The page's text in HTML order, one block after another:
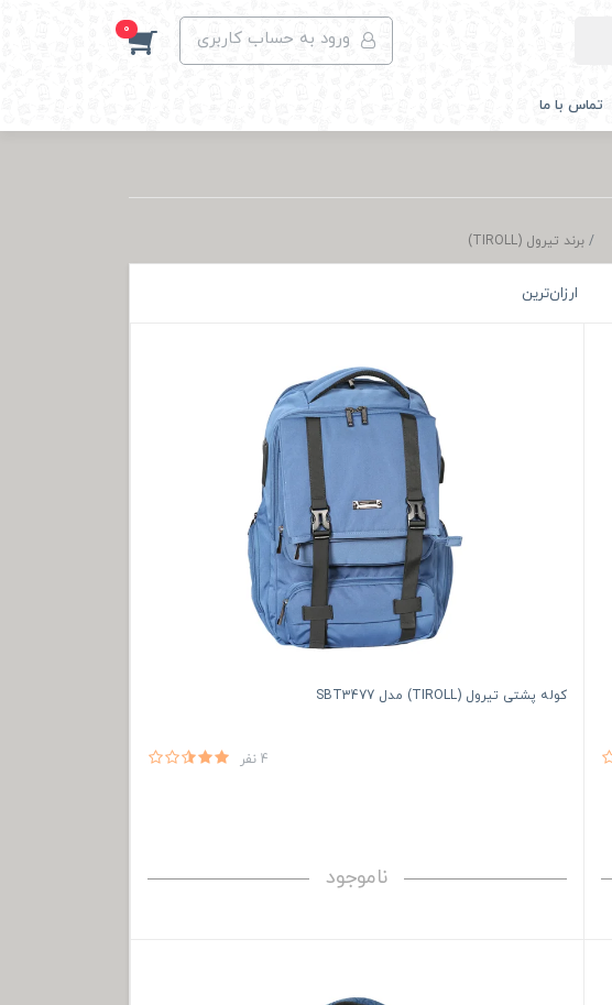
ورود به حساب کاربری 0
تماس با ما
برند تیرول (TIROLL)
ارزان‌ترین
کوله پشتی تیرول (TIROLL) مدل SBT3477
4 نفر
ناموجود